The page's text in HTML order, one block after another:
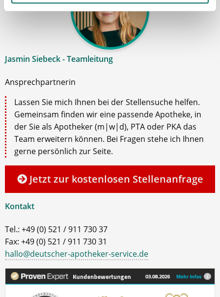
Jasmin Siebeck - Teamleitung
Ansprechpartnerin
Lassen Sie mich Ihnen bei der Stellensuche helfen.
Gemeinsam finden wir eine passende Apotheke, in
der Sie als Apotheker (m|w|d), PTA oder PKA das
Team erweitern können. Bei Fragen stehe ich Ihnen
gerne persönlich zur Seite.
Jetzt zur kostenlosen Stellenanfrage
Kontakt
Tel.: +49 (0) 521 / 911 730 37
Fax: +49 (0) 521 / 911 730 31
hallo@deutscher-apotheker-service.de